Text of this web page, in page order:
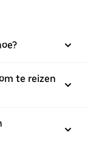
te reizen